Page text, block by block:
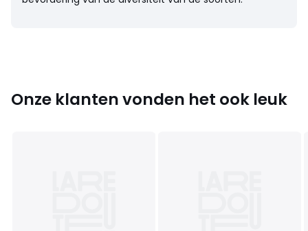
• Droogkuis
Onze klanten vonden het ook leuk